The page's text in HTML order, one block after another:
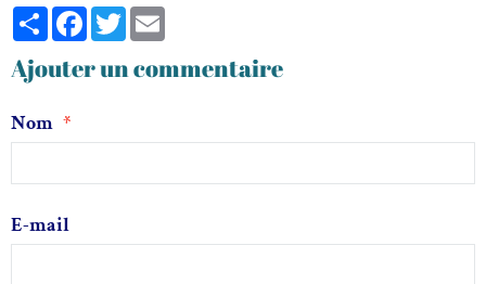
PartagerFacebook
Twitter
Ajouter un commentaire
Nom
E-mail